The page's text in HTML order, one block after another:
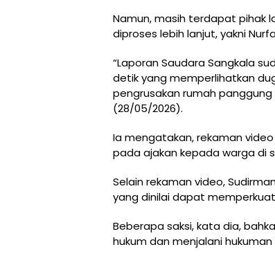
Namun, masih terdapat pihak
diproses lebih lanjut, yakni
“Laporan Saudara Sangkala
detik yang memperlihatkan
pengrusakan rumah panggung
(28/05/2026).
Ia mengatakan, rekaman
pada ajakan kepada warga di
Selain rekaman video,
yang dinilai dapat
Beberapa saksi, kata dia,
hukum dan menjalani